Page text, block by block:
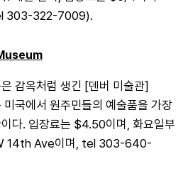
303-322-7009).
감옥처럼 생긴 [덴버 미술관]
국에서 원주민들의 예술품을 가장
다. 입장료는 $4.50이며, 화요일부
14th Ave이며, tel 303-640-